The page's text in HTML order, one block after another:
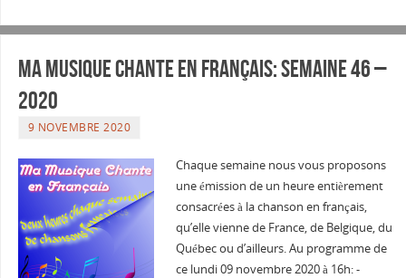
Ma musique chante en Français: Semaine 46 –
2020
9 NOVEMBRE 2020
Chaque semaine nous vous proposons
une émission de un heure entièrement
consacrées à la chanson en français,
qu’elle vienne de France, de Belgique, du
Québec ou d’ailleurs. Au programme de
ce lundi 09 novembre 2020 à 16h: -